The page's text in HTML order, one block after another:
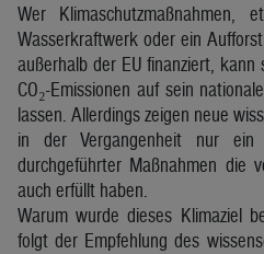
Wer Klimaschutzmaßnahmen,
Wasserkraftwerk oder ein
außerhalb der EU finanziert,
CO₂-Emissionen auf sein
lassen. Allerdings zeigen neue
in der Vergangenheit nur ein
durchgeführter Maßnahmen die
auch erfüllt haben.
Warum wurde dieses Klimaziel
folgt der Empfehlung des